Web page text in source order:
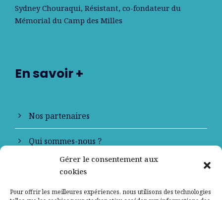
Gérer le consentement aux
cookies
Pour offrir les meilleures expériences, nous utilisons des technologies
Sydney Chouraqui, Résistant, co-fondateur du
Mémorial du Camp des Milles
En savoir +
Nos partenaires
Qui sommes-nous ?
Contactez-nous
Mentions légales